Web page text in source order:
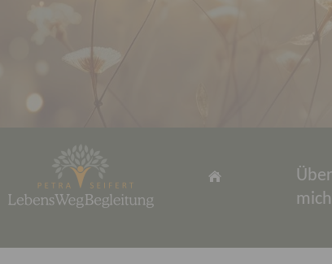
Über
mich